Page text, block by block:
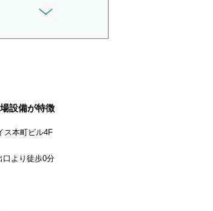
設備が特徴
本町ビル4F
より徒歩0分